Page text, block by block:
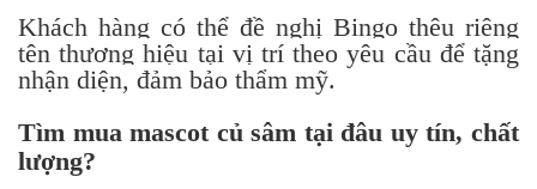
Khách hàng có thể đề nghị Bingo thêu riêng
tên thương hiệu tại vị trí theo yêu cầu để tặng
nhận diện, đảm bảo thẩm mỹ.
Tìm mua mascot củ sâm tại đâu uy tín, chất
lượng?